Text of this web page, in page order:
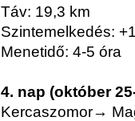
Táv: 19,3 km
Szintemelkedés:
Menetidő: 4-5 óra
4. nap (október
Kercaszomor→